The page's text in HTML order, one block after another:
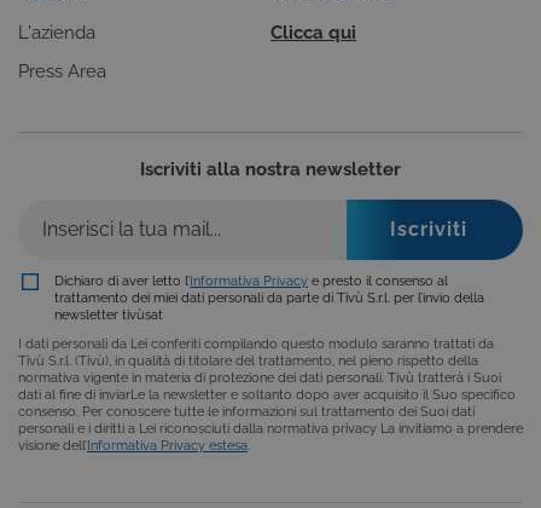
L'azienda
Press Area
Clicca qui
Iscriviti alla nostra newsletter
Dichiaro di aver letto l’Informativa Privacy e presto il consenso al
trattamento dei miei dati personali da parte di Tivù S.r.l. per l’invio della
newsletter tivùsat
I dati personali da Lei conferiti compilando questo modulo saranno trattati da
Tivù S.r.l. (Tivù), in qualità di titolare del trattamento, nel pieno rispetto della
normativa vigente in materia di protezione dei dati personali. Tivù tratterà i Suoi
dati al fine di inviarLe la newsletter e soltanto dopo aver acquisito il Suo specifico
consenso. Per conoscere tutte le informazioni sul trattamento dei Suoi dati
personali e i diritti a Lei riconosciuti dalla normativa privacy La invitiamo a prendere
visione dell’Informativa Privacy estesa
ricordando le scelte e in base ai criteri da te
selezionati (es. lingua, prodotti presenti nel
carrello). È possibile impostare il browser per
Provider /
ASP.NET_SessionId Sessione
Cookie di
sessione
piattaforma
utilizzato da
basate su
Microsoft
.NET.
Solitamente
utilizzato per
mantenere